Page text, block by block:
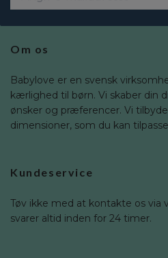
Om os
Babylove er en svensk
kærlighed til børn. Vi skaber din
ønsker og præferencer. Vi
dimensioner, som du kan
Kundeservice
Tøv ikke med at kontakte os via
svarer altid inden for 24 timer.